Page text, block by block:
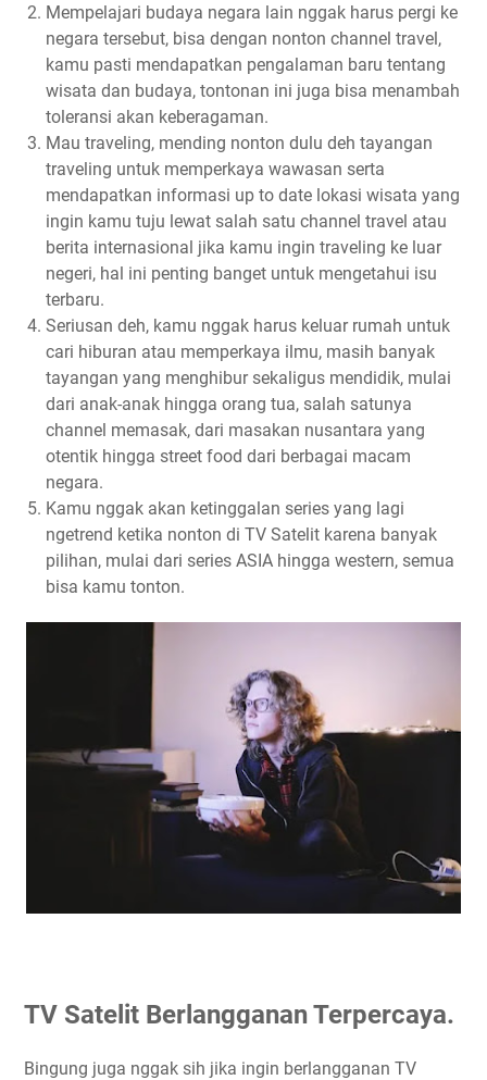
Mempelajari budaya negara lain nggak harus pergi ke
negara tersebut, bisa dengan nonton channel travel,
kamu pasti mendapatkan pengalaman baru tentang
wisata dan budaya, tontonan ini juga bisa menambah
toleransi akan keberagaman.
Mau traveling, mending nonton dulu deh tayangan
traveling untuk memperkaya wawasan serta
mendapatkan informasi up to date lokasi wisata yang
ingin kamu tuju lewat salah satu channel travel atau
berita internasional jika kamu ingin traveling ke luar
negeri, hal ini penting banget untuk mengetahui isu
terbaru.
Seriusan deh, kamu nggak harus keluar rumah untuk
cari hiburan atau memperkaya ilmu, masih banyak
tayangan yang menghibur sekaligus mendidik, mulai
dari anak-anak hingga orang tua, salah satunya
channel memasak, dari masakan nusantara yang
otentik hingga street food dari berbagai macam
negara.
Kamu nggak akan ketinggalan series yang lagi
ngetrend ketika nonton di TV Satelit karena banyak
pilihan, mulai dari series ASIA hingga western, semua
bisa kamu tonton.
TV Satelit Berlangganan Terpercaya.
Bingung juga nggak sih jika ingin berlangganan TV